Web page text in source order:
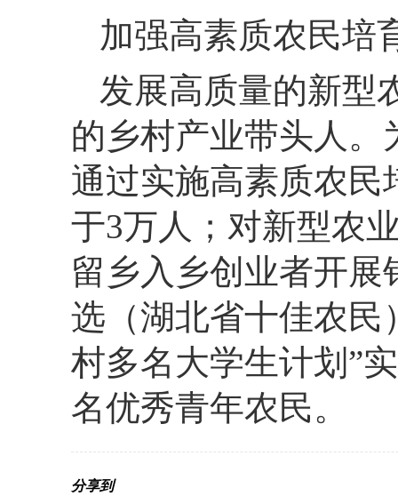
加强高素质农民培
发展高质量的新型
的乡村产业带头人。
通过实施高素质农民
于3万人； 对新型农
留乡入乡创业者开展
选（湖北省十佳农民
村多名大学生计划”
名优秀青年农民。
分享到